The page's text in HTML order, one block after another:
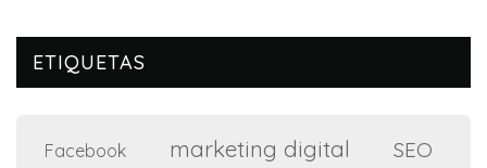
ETIQUETAS
Facebook marketing digital SEO